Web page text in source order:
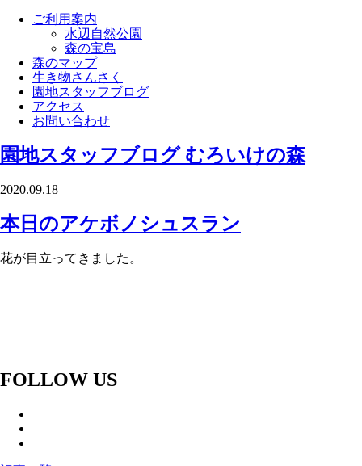
ご利用案内
水辺自然公園
森の宝島
森のマップ
生き物さんさく
園地スタッフブログ
アクセス
お問い合わせ
園地スタッフブログ むろいけの森
2020.09.18
本日のアケボノシュスラン
花が目立ってきました。
FOLLOW US